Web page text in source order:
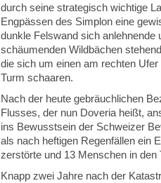
durch seine strategisch wichtige
Engpässen des Simplon eine
dunkle Felswand sich
schäumenden Wildbächen
die sich um einen am rechten
Turm schaaren.
Nach der heute gebräuchlichen
Flusses, der nun Doveria heißt,
ins Bewusstsein der Schweizer
als nach heftigen Regenfällen ein
zerstörte und 13 Menschen in den
Knapp zwei Jahre nach der